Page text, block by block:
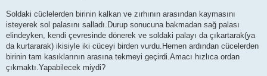
Soldaki cüclelerden birinin kalkan ve zırhının arasından kaymasını
isteyerek sol palasını salladı.Durup sonucuna bakmadan sağ palası
elindeyken, kendi çevresinde dönerek ve soldaki palayı da çıkartarak(ya
da kurtararak) ikisiyle iki cüceyi birden vurdu.Hemen ardından cücelerden
birinin tam kasıklarının arasına tekmeyi geçirdi.Amacı hızlıca ordan
çıkmaktı.Yapabilecek miydi?